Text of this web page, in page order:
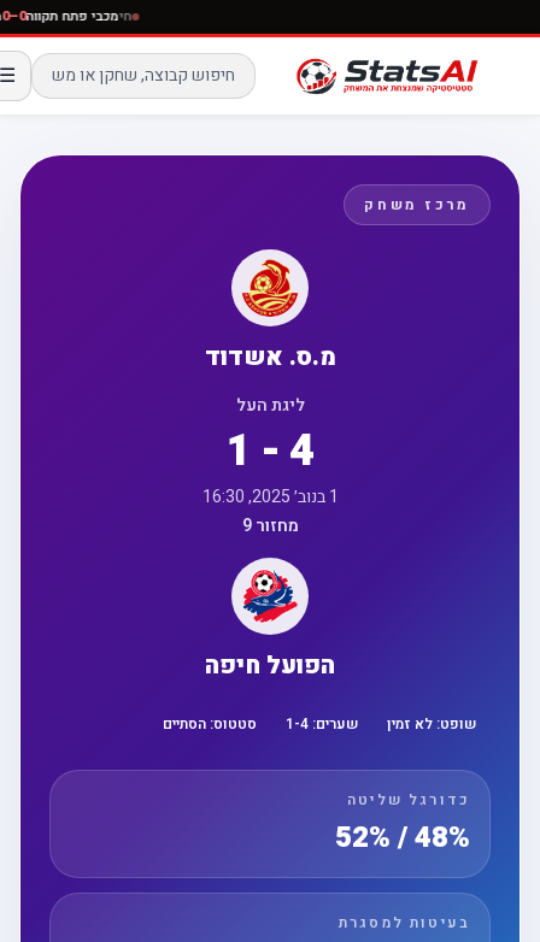
חימכבי פתח
☰
מרכז משחק
מ.ס. אשדוד
ליגת העל
1 - 4
מחזור 9
הפועל חיפה
שופט:לא זמין שערים: 1 -4 סטטוס:הסתיים
כדורגל שליטה
48% / 52%
בעיטות למסגרת